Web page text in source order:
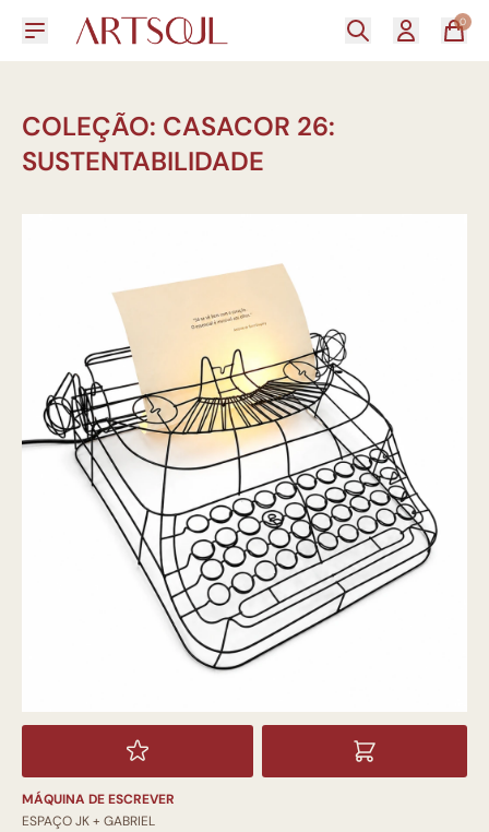
0
COLEÇÃO: CASACOR 26:
SUSTENTABILIDADE
MÁQUINA DE ESCREVER
ESPAÇO JK + GABRIEL